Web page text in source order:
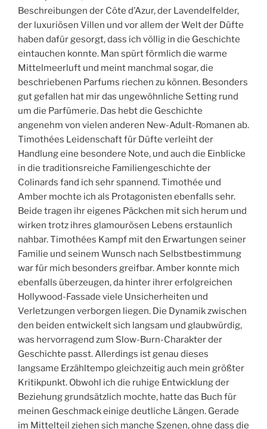
Beschreibungen der Côte d’Azur, der Lavendelfelder,
der luxuriösen Villen und vor allem der Welt der Düfte
haben dafür gesorgt, dass ich völlig in die Geschichte
eintauchen konnte. Man spürt förmlich die warme
Mittelmeerluft und meint manchmal sogar, die
beschriebenen Parfums riechen zu können. Besonders
gut gefallen hat mir das ungewöhnliche Setting rund
um die Parfümerie. Das hebt die Geschichte
angenehm von vielen anderen New-Adult-Romanen ab.
Timothées Leidenschaft für Düfte verleiht der
Handlung eine besondere Note, und auch die Einblicke
in die traditionsreiche Familiengeschichte der
Colinards fand ich sehr spannend. Timothée und
Amber mochte ich als Protagonisten ebenfalls sehr.
Beide tragen ihr eigenes Päckchen mit sich herum und
wirken trotz ihres glamourösen Lebens erstaunlich
nahbar. Timothées Kampf mit den Erwartungen seiner
Familie und seinem Wunsch nach Selbstbestimmung
war für mich besonders greifbar. Amber konnte mich
ebenfalls überzeugen, da hinter ihrer erfolgreichen
Hollywood-Fassade viele Unsicherheiten und
Verletzungen verborgen liegen. Die Dynamik zwischen
den beiden entwickelt sich langsam und glaubwürdig,
was hervorragend zum Slow-Burn-Charakter der
Geschichte passt. Allerdings ist genau dieses
langsame Erzähltempo gleichzeitig auch mein größter
Kritikpunkt. Obwohl ich die ruhige Entwicklung der
Beziehung grundsätzlich mochte, hatte das Buch für
meinen Geschmack einige deutliche Längen. Gerade
im Mittelteil ziehen sich manche Szenen, ohne dass die